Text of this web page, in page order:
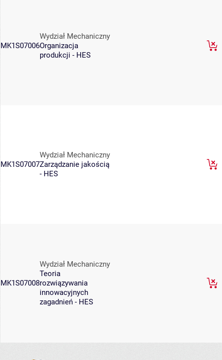
MK1S07006
Wydział Mechaniczny
Organizacja
produkcji - HES
MK1S07007
Wydział Mechaniczny
Zarządzanie jakością
- HES
MK1S07008
Wydział Mechaniczny
Teoria
rozwiązywania
innowacyjnych
zagadnień - HES